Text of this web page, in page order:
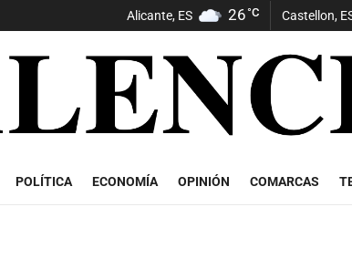
Alicante, ES 26°C Castellon,
POLÍTICA ECONOMÍA OPINIÓN COMARCAS